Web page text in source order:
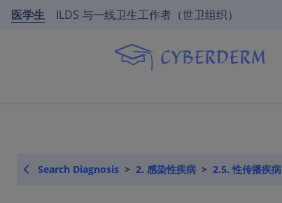
医学生 ILDS 与一线卫生工作者（世卫组织）
Search Diagnosis 2. 感染性疾病 2.5. 性传播疾病